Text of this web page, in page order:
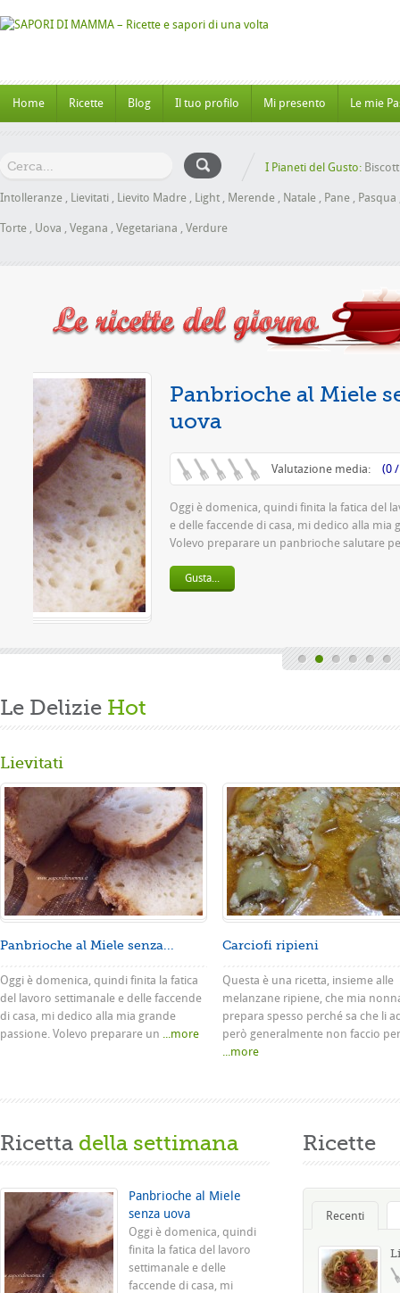
Home Ricette Blog Il tuo profilo Mi presento Le mie
I Pianeti del Gusto:
Intolleranze , Lievitati , Lievito Madre , Light , Merende , Natale , Pane , Pasqua
Torte , Uova , Vegana , Vegetariana , Verdure
passione.
Le Delizie Hot
Lievitati
Panbrioche al Miele senza...
Oggi è domenica, quindi finita la fatica
del lavoro settimanale e delle faccende
di casa, mi dedico alla mia grande
passione. Volevo preparare un ...more
Carciofi ripieni
Questa è una ricetta, insieme alle
melanzane ripiene, che mia
prepara spesso perché sa che li
però generalmente non faccio
...more
Ricetta della settimana
Panbrioche al Miele
senza uova
Oggi è domenica, quindi
finita la fatica del lavoro
settimanale e delle
faccende di casa, mi
Ricette
Recenti